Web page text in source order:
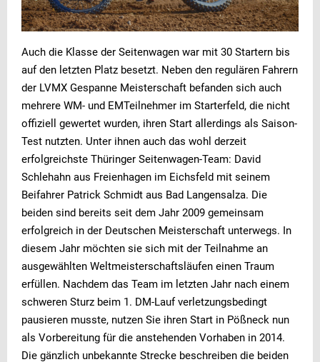
Auch die Klasse der Seitenwagen war mit 30 Startern bis
auf den letzten Platz besetzt. Neben den regulären Fahrern
der LVMX Gespanne Meisterschaft befanden sich auch
mehrere WM- und EMTeilnehmer im Starterfeld, die nicht
offiziell gewertet wurden, ihren Start allerdings als Saison-
Test nutzten. Unter ihnen auch das wohl derzeit
erfolgreichste Thüringer Seitenwagen-Team: David
Schlehahn aus Freienhagen im Eichsfeld mit seinem
Beifahrer Patrick Schmidt aus Bad Langensalza. Die
beiden sind bereits seit dem Jahr 2009 gemeinsam
erfolgreich in der Deutschen Meisterschaft unterwegs. In
diesem Jahr möchten sie sich mit der Teilnahme an
ausgewählten Weltmeisterschaftsläufen einen Traum
erfüllen. Nachdem das Team im letzten Jahr nach einem
schweren Sturz beim 1. DM-Lauf verletzungsbedingt
pausieren musste, nutzen Sie ihren Start in Pößneck nun
als Vorbereitung für die anstehenden Vorhaben in 2014.
Die gänzlich unbekannte Strecke beschreiben die beiden